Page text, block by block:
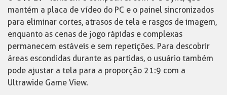
mantém a placa de vídeo do PC e o painel sincronizados
para eliminar cortes, atrasos de tela e rasgos de imagem,
enquanto as cenas de jogo rápidas e complexas
permanecem estáveis e sem repetições. Para descobrir
áreas escondidas durante as partidas, o usuário também
pode ajustar a tela para a proporção 21:9 com a
Ultrawide Game View.